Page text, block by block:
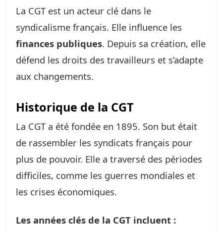
La CGT est un acteur clé dans le
syndicalisme français. Elle influence les
finances publiques. Depuis sa création, elle
défend les droits des travailleurs et s’adapte
aux changements.
Historique de la CGT
La CGT a été fondée en 1895. Son but était
de rassembler les syndicats français pour
plus de pouvoir. Elle a traversé des périodes
difficiles, comme les guerres mondiales et
les crises économiques.
Les années clés de la CGT incluent :